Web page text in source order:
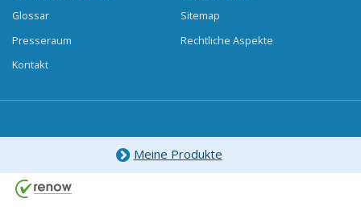
Glossar
Presseraum
Kontakt
Sitemap
Rechtliche Aspekte
Meine Produkte